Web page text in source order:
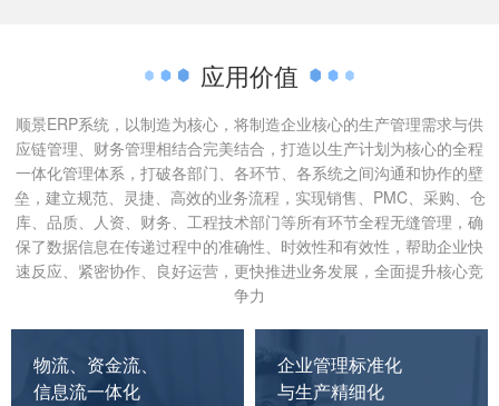
应用价值
顺景ERP系统，以制造为核心，将制造企业核心的生产管理需求与供
应链管理、财务管理相结合完美结合，打造以生产计划为核心的全程
一体化管理体系，打破各部门、各环节、各系统之间沟通和协作的壁
垒，建立规范、灵捷、高效的业务流程，实现销售、PMC、采购、仓
库、品质、人资、财务、工程技术部门等所有环节全程无缝管理，确
保了数据信息在传递过程中的准确性、时效性和有效性，帮助企业快
速反应、紧密协作、良好运营，更快推进业务发展，全面提升核心竞
争力
物流、资金流、
信息流一体化
企业管理标准化
与生产精细化